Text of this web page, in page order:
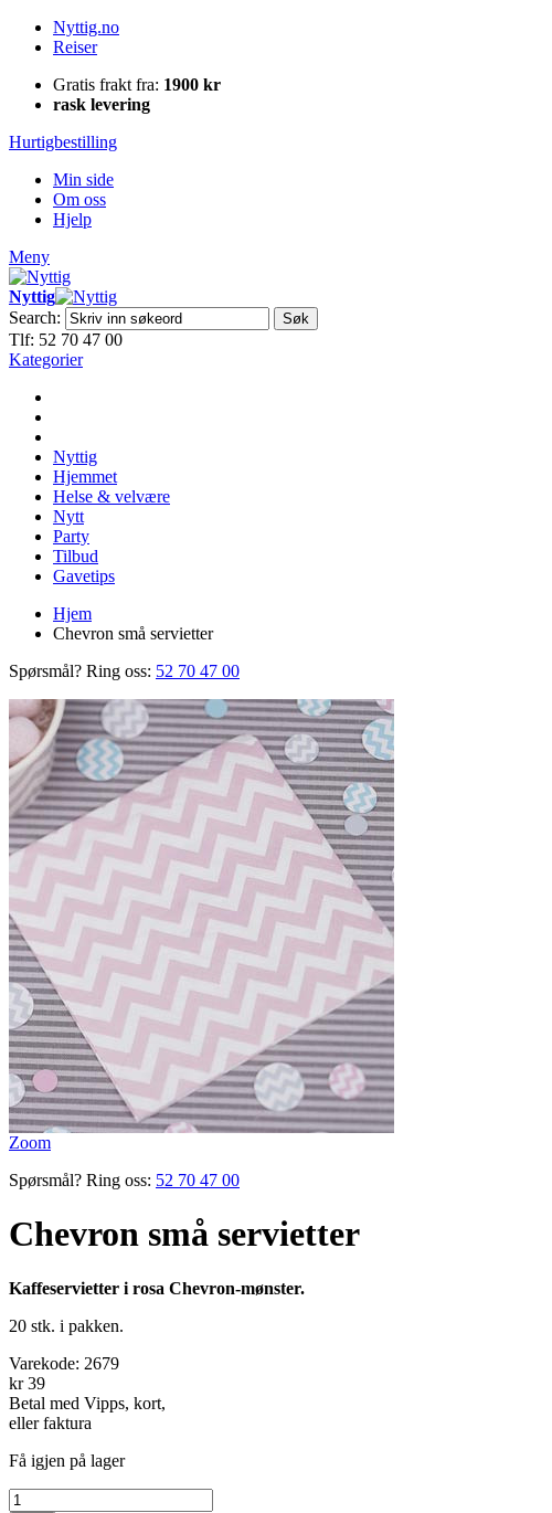
Nyttig.no
Reiser
Gratis frakt fra: 1900 kr
rask levering
Hurtigbestilling
Min side
Om oss
Hjelp
Meny
Nyttig
Search:
Søk
Tlf: 52 70 47 00
Kategorier
Nyttig
Hjemmet
Helse & velvære
Nytt
Party
Tilbud
Gavetips
Hjem
Chevron små servietter
Spørsmål? Ring oss: 52 70 47 00
Zoom
Spørsmål? Ring oss: 52 70 47 00
Chevron små servietter
Kaffeservietter i rosa Chevron-mønster.
20 stk. i pakken.
Varekode: 2679
kr 39
Betal med Vipps, kort,
eller faktura
Få igjen på lager